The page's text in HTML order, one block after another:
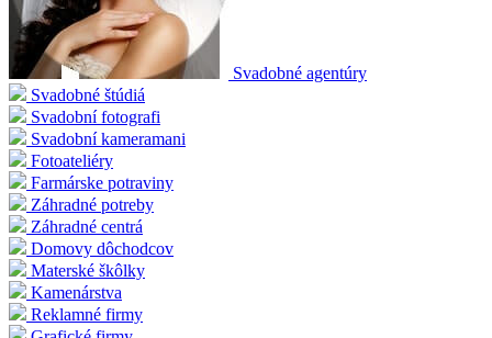
Svadobné agentúry
Svadobné štúdiá
Svadobní fotografi
Svadobní kameramani
Fotoateliéry
Farmárske potraviny
Záhradné potreby
Záhradné centrá
Domovy dôchodcov
Materské škôlky
Kamenárstva
Reklamné firmy